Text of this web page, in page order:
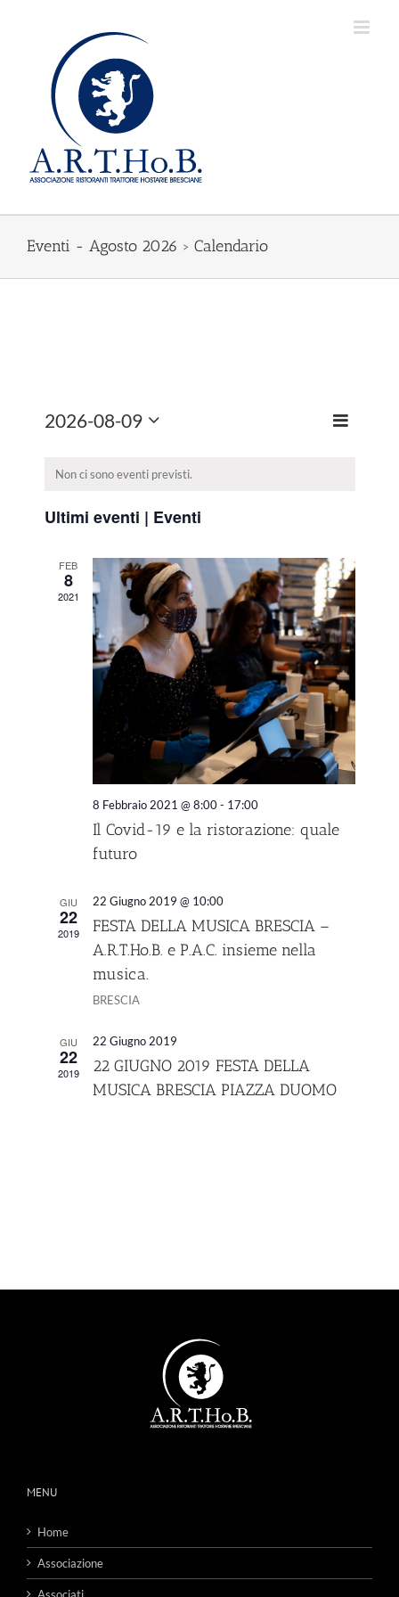
Eventi - Agosto 2026 › Calendario
Viste
Evento
Month
2026-08-09
data.
Non ci sono eventi previsti.
Ultimi eventi | Eventi
FEB
8
2021
8 Febbraio 2021 @ 8:00- 17:00
Il Covid-19 e la ristorazione: quale
futuro
GIU
22
2019
22 Giugno 2019 @ 10:00
FESTA DELLA MUSICA BRESCIA –
A.R.T.Ho.B. e P.A.C. insieme nella
musica.
BRESCIA
GIU
22
2019
22 Giugno 2019
22 GIUGNO 2019 FESTA DELLA
MUSICA BRESCIA PIAZZA DUOMO
MENU
Home
Associazione